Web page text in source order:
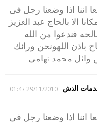
اننا اذا وضعنا رجل فى
الا بالحاج عبد العزيز
فندعوا من الله
باذن اللهونحن ورائك
وائل محمد تهامى
الدش 29/11/2010 01:47
اننا اذا وضعنا رجل فى